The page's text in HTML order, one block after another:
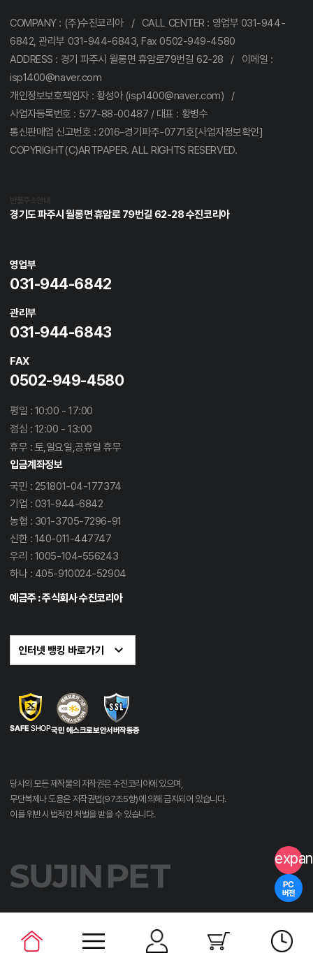
COMPANY : (주)수진코리아 / CALL CENTER : 영업부 031-944-
6842, 관리부 031-944-6843, Fax 0502-949-4580
ADDRESS : 경기 파주시 월롱면 휴암로79번길 62-28 / 이메일 :
isp1400@naver.com
개인정보보호책임자 : 황성아 (isp1400@naver.com) /
사업자등록번호 : 577-88-00487 / 대표 : 황병수
통신판매업 신고번호 : 2016-경기파주-0771호[사업자정보확인]
COPYRIGHT(C)ARTPAPER. ALL RIGHTS RESERVED.
경기도 파주시 월롱면 휴암로 79번길 62-28 수진코리아
당사의 모든 제작물의 저작권은 수진코리아에 있으며,
무단복제나 도용은 저작권법(97조5항)에 의해 금지되어 있습니다.
이를 위반시 법적인 처벌을 받을 수 있습니다.
영업부
031-944-6842
관리부
031-944-6843
FAX
0502-949-4580
평일 : 10:00 - 17:00
점심 : 12:00 - 13:00
휴무 : 토,일요일,공휴일 휴무
입금계좌정보
국민 : 251801-04-177374
기업 : 031-944-6842
농협 : 301-3705-7296-91
신한 : 140-011-447747
우리 : 1005-104-556243
하나 : 405-910024-52904
예금주 : 주식회사 수진코리아